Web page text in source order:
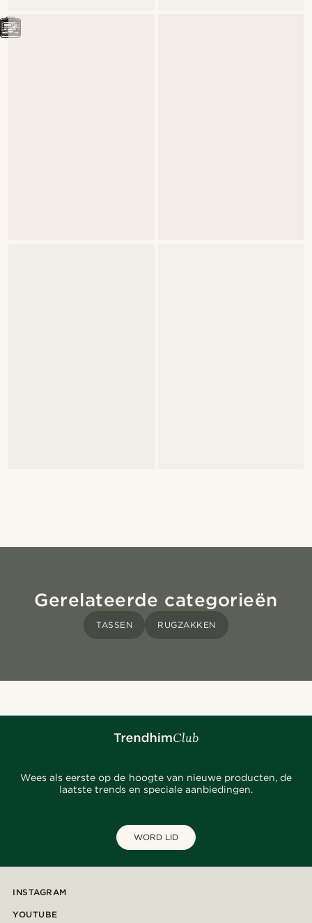
Gerelateerde categorieën
TASSEN RUGZAKKEN
Wees als eerste op de hoogte van nieuwe producten, de
laatste trends en speciale aanbiedingen.
WORD LID
INSTAGRAM
YOUTUBE